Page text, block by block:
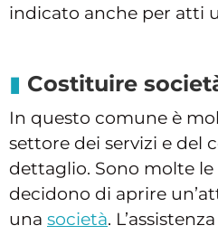
indicato anche per atti
Costituire
In questo comune è
settore dei servizi e del
dettaglio. Sono molte
decidono di aprire
una società.